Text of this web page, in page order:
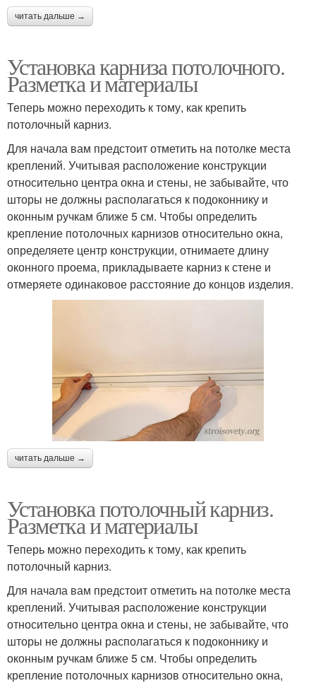
читать дальше →
Установка карниза потолочного.
Разметка и материалы
Теперь можно переходить к тому, как крепить
потолочный карниз.
Для начала вам предстоит отметить на потолке места
креплений. Учитывая расположение конструкции
относительно центра окна и стены, не забывайте, что
шторы не должны располагаться к подоконнику и
оконным ручкам ближе 5 см. Чтобы определить
крепление потолочных карнизов относительно окна,
определяете центр конструкции, отнимаете длину
оконного проема, прикладываете карниз к стене и
отмеряете одинаковое расстояние до концов изделия.
читать дальше →
Установка потолочный карниз.
Разметка и материалы
Теперь можно переходить к тому, как крепить
потолочный карниз.
Для начала вам предстоит отметить на потолке места
креплений. Учитывая расположение конструкции
относительно центра окна и стены, не забывайте, что
шторы не должны располагаться к подоконнику и
оконным ручкам ближе 5 см. Чтобы определить
крепление потолочных карнизов относительно окна,